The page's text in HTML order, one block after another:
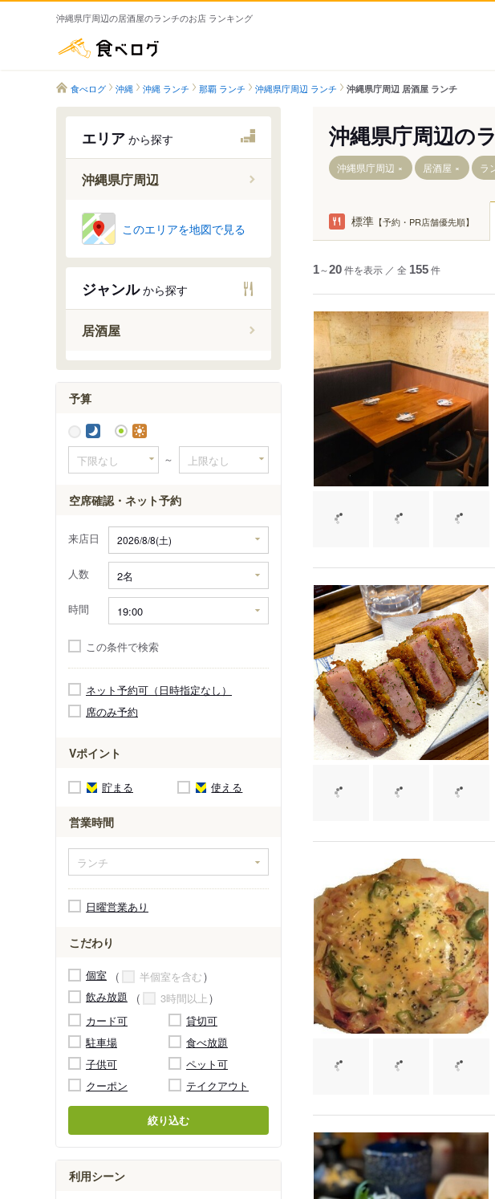
沖縄県庁周辺の居酒屋のランチのお店 ランキング
食べログ 沖縄 沖縄 ランチ 那覇 ランチ 沖縄県庁周辺 ランチ 沖縄県庁周辺 居酒屋 ランチ
エリア から探す
沖縄県庁周辺
壺川駅
県庁前駅
美栄橋駅
牧志駅
安里駅
このエリアを地図で見る
ジャンルから探す
居酒屋
予算
～
空席確認・ネット予約
来店日
人数
時間
この条件で検索
ネット予約可（日時指定なし）
席のみ予約
Vポイント
貯まる 使える
営業時間
日曜営業あり
こだわり
個室
半個室を含む
飲み放題
3時間以上
カード可
貸切可
駐車場
食べ放題
子供可
ペット可
クーポン
テイクアウト
絞り込む
利用シーン
沖縄県庁周辺の
沖縄県庁周辺 居酒屋 ラ
標準【予約・PR店舗優先順】
1～20件を表示 ／ 全 155件